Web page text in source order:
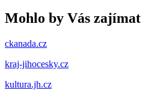
Mohlo by Vás zajímat
ckanada.cz
kraj-jihocesky.cz
kultura.jh.cz